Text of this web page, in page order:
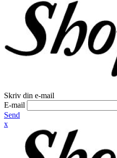
Skriv din e-mail
E-mail
Send
x